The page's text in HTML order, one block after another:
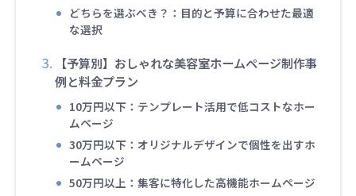
どちらを選ぶべき？：目的と予算に合わせた最適
な選択
【予算別】おしゃれな美容室ホームページ制作事
例と料金プラン
10万円以下：テンプレート活用で低コストなホー
ムページ
30万円以下：オリジナルデザインで個性を出すホ
ームページ
50万円以上：集客に特化した高機能ホームページ